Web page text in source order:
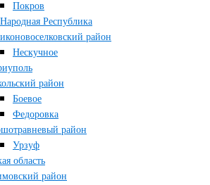
Покров
Республика
район
Нескучное
район
Боевое
Федоровка
район
Урзуф
область
район